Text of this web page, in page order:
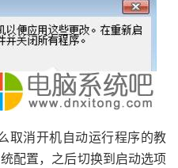
消开机自动运行程序的教
配置，之后切换到启动选项